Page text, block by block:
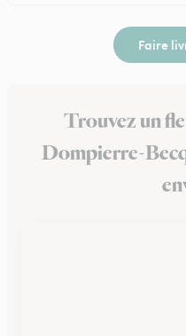
Faire
Trouvez un
Dompierre-